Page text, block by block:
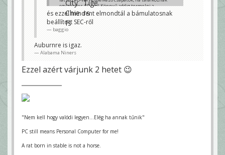
egy rendes #D-vel! Könnyű addig termelni a
pontokat amíg nincs hasonló súlycsoport veled
szemben!
Alabama Niners
és ezzel mindent elmondtál a bámulatosnak
beállított SEC-ről
baggio
Auburnre is igaz.
Alabama Niners
Ezzel azért várjunk 2 hetet 😉
"Nem kell hogy valódi legyen...Elég ha annak tűnik"
PC still means Personal Computer for me!
A rat born in stable is not a horse.